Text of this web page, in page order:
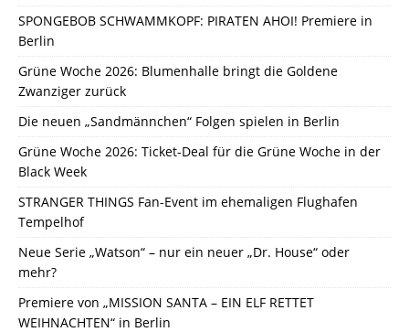
SPONGEBOB SCHWAMMKOPF: PIRATEN AHOI! Premiere in
Berlin
Grüne Woche 2026: Blumenhalle bringt die Goldene
Zwanziger zurück
Die neuen „Sandmännchen“ Folgen spielen in Berlin
Grüne Woche 2026: Ticket-Deal für die Grüne Woche in der
Black Week
STRANGER THINGS Fan-Event im ehemaligen Flughafen
Tempelhof
Neue Serie „Watson“ – nur ein neuer „Dr. House“ oder
mehr?
Premiere von „MISSION SANTA – EIN ELF RETTET
WEIHNACHTEN“ in Berlin